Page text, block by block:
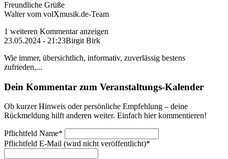
Freundliche Grüße
Walter vom volXmusik.de-Team
1 weiteren Kommentar anzeigen
23.05.2024 - 21:23Birgit Birk
Wie immer, übersichtlich, informativ, zuverlässig bestens
zufrieden,...
Dein Kommentar zum Veranstaltungs-Kalender
Ob kurzer Hinweis oder persönliche Empfehlung – deine
Rückmeldung hilft anderen weiter. Einfach hier kommentieren!
Pflichtfeld Name*
Pflichtfeld E-Mail (wird nicht veröffentlicht)*